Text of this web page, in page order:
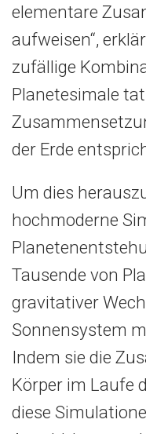
elementare
aufweisen“,
zufällige
Planetesimale
der Erde
Um dies
hochmoderne
Tausende von
gravitativer
Sonnensystem
Indem sie die
Körper im Laufe
diese